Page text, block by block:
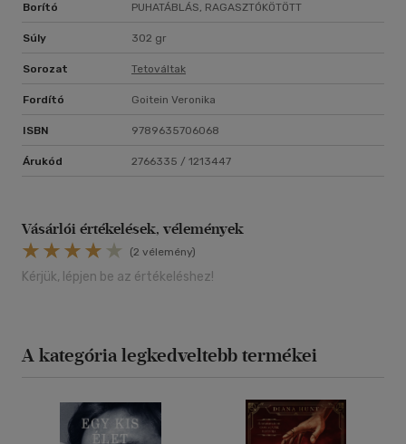
Borító PUHATÁBLÁS, RAGASZTÓKÖTÖTT
Súly 302 gr
Sorozat Tetováltak
Fordító Goitein Veronika
ISBN 9789635706068
Árukód 2766335 / 1213447
Vásárlói értékelések, vélemények
(2 vélemény)
Kérjük, lépjen be az értékeléshez!
A kategória legkedveltebb termékei